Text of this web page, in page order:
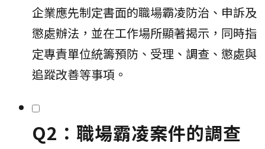
企業應先制定書面的職場霸凌防治、申訴及
懲處辦法，並在工作場所顯著揭示，同時指
定專責單位統籌預防、受理、調查、懲處與
追蹤改善等事項。
Q2：職場霸凌案件的調查